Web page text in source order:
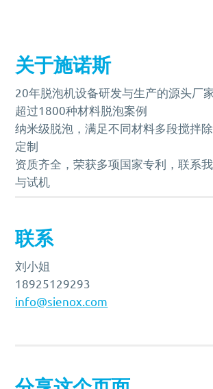
关于施诺斯
20年脱泡机设备研发与生产的源头厂
超过1800种材料脱泡案例
纳米级脱泡，满足不同材料多段搅拌
定制
资质齐全，荣获多项国家专利，联系
与试机
联系
刘小姐
18925129293
info@sienox.com